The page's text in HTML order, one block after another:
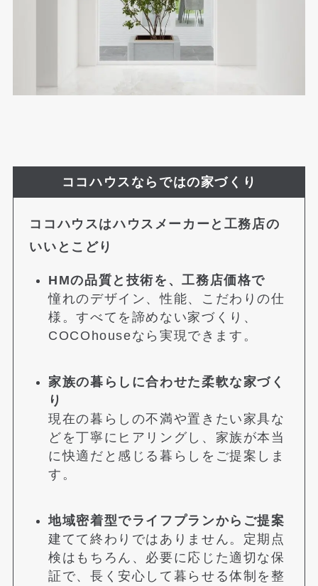
ココハウスならではの家づくり
ココハウスはハウスメーカーと工務店の
いいとこどり
HMの品質と技術を、工務店価格で
憧れのデザイン、性能、こだわりの仕
様。すべてを諦めない家づくり、
COCOhouseなら実現できます。
家族の暮らしに合わせた柔軟な家づく
り
現在の暮らしの不満や置きたい家具な
どを丁寧にヒアリングし、家族が本当
に快適だと感じる暮らしをご提案しま
す。
地域密着型でライフプランからご提案
建てて終わりではありません。定期点
検はもちろん、必要に応じた適切な保
証で、長く安心して暮らせる体制を整